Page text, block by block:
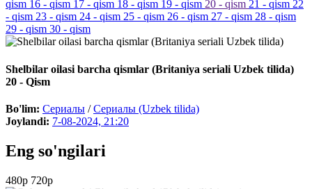
qism 16 - qism 17 - qism 18 - qism 19 - qism 20 - qism 21 - qism 22
- qism 23 - qism 24 - qism 25 - qism 26 - qism 27 - qism 28 - qism
29 - qism 30 - qism
Shelbilar oilasi barcha qismlar (Britaniya seriali Uzbek tilida)
20 - Qism
Bo'lim: Сериалы /Сериалы (Uzbek tilida)
Joylandi: 7-08-2024, 21:20
Eng so'ngilari
480p 720p